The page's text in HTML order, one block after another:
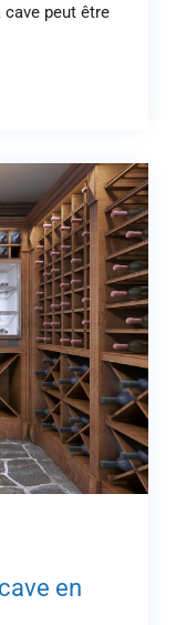
cave peut être
en